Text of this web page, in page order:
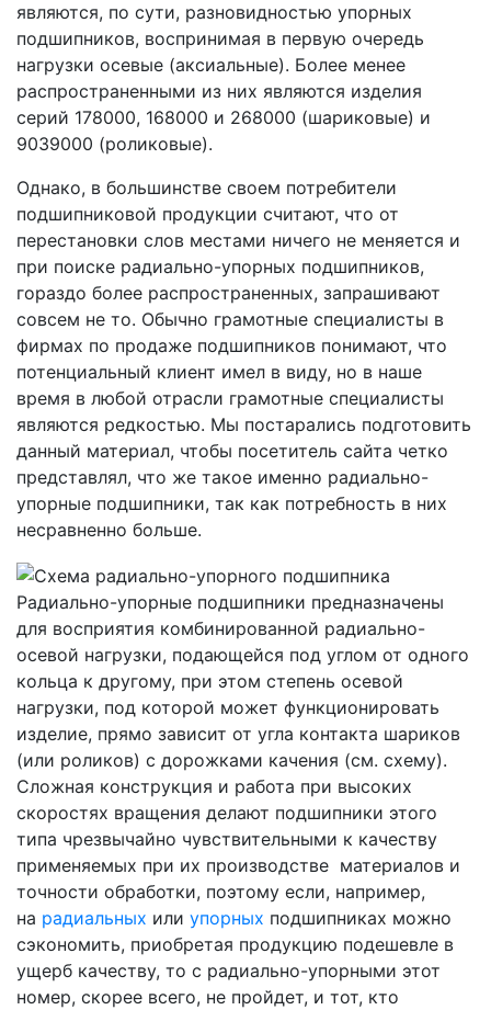
являются, по сути, разновидностью упорных
подшипников, воспринимая в первую очередь
нагрузки осевые (аксиальные). Более менее
распространенными из них являются изделия
серий 178000, 168000 и 268000 (шариковые) и
9039000 (роликовые).
Однако, в большинстве своем потребители
подшипниковой продукции считают, что от
перестановки слов местами ничего не меняется и
при поиске радиально-упорных подшипников,
гораздо более распространенных, запрашивают
совсем не то. Обычно грамотные специалисты в
фирмах по продаже подшипников понимают, что
потенциальный клиент имел в виду, но в наше
время в любой отрасли грамотные специалисты
являются редкостью. Мы постарались подготовить
данный материал, чтобы посетитель сайта четко
представлял, что же такое именно радиально-
упорные подшипники, так как потребность в них
несравненно больше.
Радиально-упорные подшипники предназначены
для восприятия комбинированной радиально-
осевой нагрузки, подающейся под углом от одного
кольца к другому, при этом степень осевой
нагрузки, под которой может функционировать
изделие, прямо зависит от угла контакта шариков
(или роликов) с дорожками качения (см. схему).
Сложная конструкция и работа при высоких
скоростях вращения делают подшипники этого
типа чрезвычайно чувствительными к качеству
применяемых при их производстве материалов и
точности обработки, поэтому если, например,
на радиальных или упорных подшипниках можно
сэкономить, приобретая продукцию подешевле в
ущерб качеству, то с радиально-упорными этот
номер, скорее всего, не пройдет, и тот, кто